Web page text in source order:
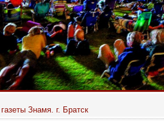
ЕЖЕНЕДЕЛЬНИК
НА ПОРТАЛЕ
КИНОТЕАТР
ОТ TELE2
Знамя. г. Братск